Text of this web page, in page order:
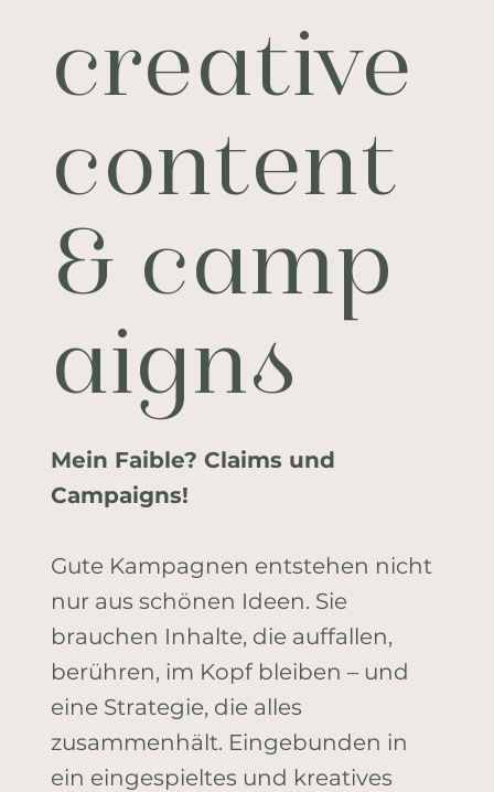
creative
content
& camp
aigns
Mein Faible? Claims und
Campaigns!
Gute Kampagnen entstehen nicht
nur aus schönen Ideen. Sie
brauchen Inhalte, die auffallen,
berühren, im Kopf bleiben – und
eine Strategie, die alles
zusammenhält. Eingebunden in
ein eingespieltes und kreatives